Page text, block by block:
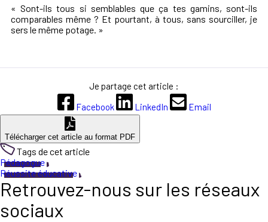
« Sont-ils tous si semblables que ça tes gamins, sont-ils
comparables même ? Et pourtant, à tous, sans sourciller, je
sers le même potage. »
Je partage cet article :
Facebook
LinkedIn Email
Télécharger cet article au format PDF
Tags de cet article
Pédagogue
Réussite éducative
Retrouvez-nous sur les réseaux
sociaux